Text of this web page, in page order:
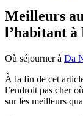
Meilleurs
l’habitant à
Où séjourner à Da
À la fin de cet
l’endroit pas cher
sur les meilleurs